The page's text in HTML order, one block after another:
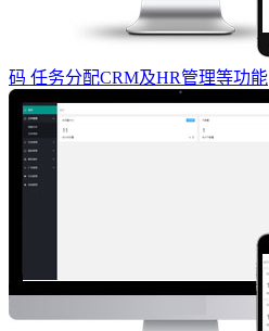
码 任务分配CRM及HR管理等功能